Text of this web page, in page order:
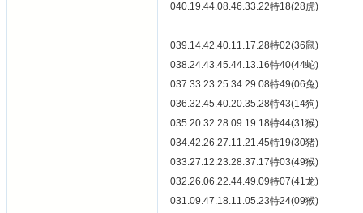
040.19.44.08.46.33.22特18(28虎)
039.14.42.40.11.17.28特02(36鼠)
038.24.43.45.44.13.16特40(44蛇)
037.33.23.25.34.29.08特49(06兔)
036.32.45.40.20.35.28特43(14狗)
035.20.32.28.09.19.18特44(31猴)
034.42.26.27.11.21.45特19(30猪)
033.27.12.23.28.37.17特03(49猴)
032.26.06.22.44.49.09特07(41龙)
031.09.47.18.11.05.23特24(09猴)